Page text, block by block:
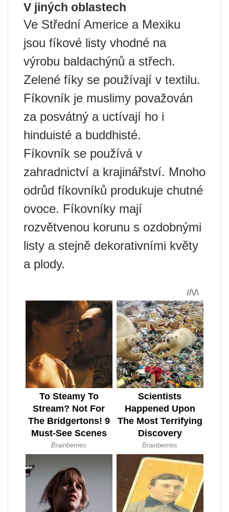
V jiných oblastech
Ve Střední Americe a Mexiku
jsou fíkové listy vhodné na
výrobu baldachýnů a střech.
Zelené fíky se používají v textilu.
Fíkovník je muslimy považován
za posvátný a uctívají ho i
hinduisté a buddhisté.
Fíkovník se používá v
zahradnictví a krajinářství. Mnoho
odrůd fíkovníků produkuje chutné
ovoce. Fíkovníky mají
rozvětvenou korunu s ozdobnými
listy a stejně dekorativními květy
a plody.